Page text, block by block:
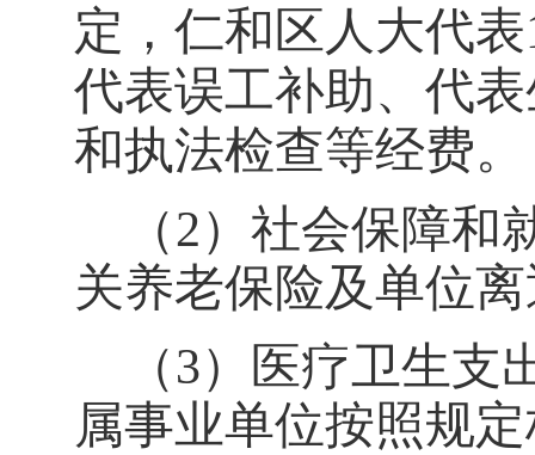
定，仁和区人大代表
代表误工补助、代
和执法检查等经费。
（2）社会保障和
关养老保险及单位
（3）医疗卫生支
属事业单位按照规